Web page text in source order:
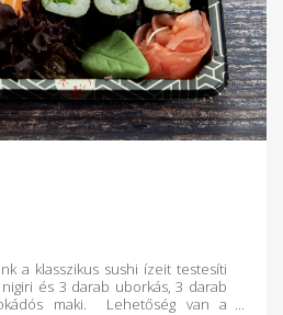
a klasszikus sushi ízeit testesíti
és 3 darab uborkás, 3 darab
maki. Lehetőség van a